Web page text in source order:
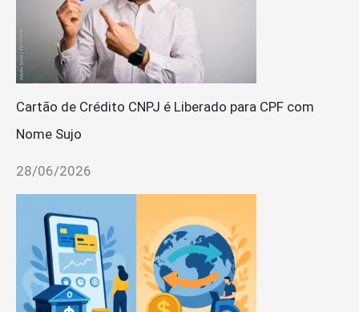
Cartão de Crédito CNPJ é Liberado para CPF com
Nome Sujo
28/06/2026